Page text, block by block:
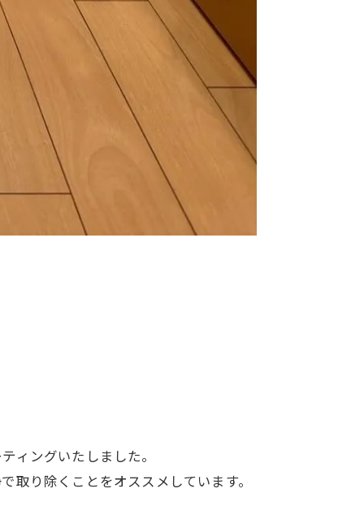
ィングいたしました。
り除くことをオススメしています。